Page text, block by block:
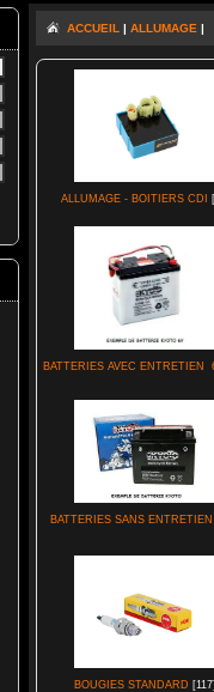
ACCUEIL | ALLUMAGE |
ALLUMAGE - BOITIERS CDI
BATTERIES AVEC ENTRETIEN
BATTERIES SANS ENTRETIEN
BOUGIES STANDARD [117]